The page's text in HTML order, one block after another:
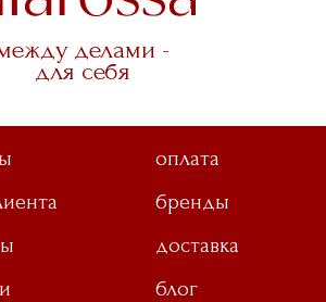
делами -
для себя
оплата
бренды
доставка
блог